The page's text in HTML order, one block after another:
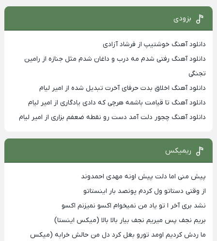
بزودی
دانلود آهنگ خوشتیپ از فرشاد آزادی
دانلود آهنگ رفتی شدم مه درب و داغان شدم مثل جنازه از رامین
تجنگی
دانلود آهنگ اخلاق بدت حرفای آخرت تبدیل شده از امیر لیام
دانلود آهنگ تا قیامت باشمه هرچی که دادی یادگاری از امیر لیام
دانلود آهنگ چجور دلت آمد دست رو نقطه ضعفم بزاری از امیر لیام
ریمیکس
پیش منی اما دلت پیش اونه مهدی احمدوند
از وقتی دستاتو ول کردم پونصد بار اینستاتو
نشد بری آخر ا تو یاد من نمیخوام اکسو نمیزنم اکسو
بریم نجف پس میریم نجف بیار بالا بالا (میکس اینستا)
ما ردش کردیم اومد تورو بغل کرد دل من حالش خرابه (میکس